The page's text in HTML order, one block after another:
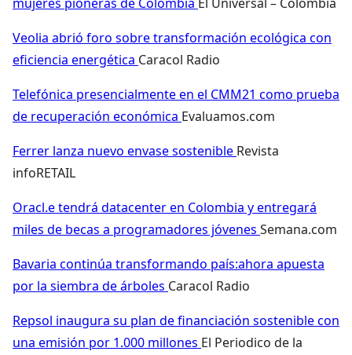
Veolia abrió foro sobre transformación ecológica con
eficiencia energética Caracol Radio
Telefónica presencialmente en el CMM21 como prueba
de recuperación económica Evaluamos.com
Ferrer lanza nuevo envase sostenible Revista
infoRETAIL
Oracl.e tendrá datacenter en Colombia y entregará
miles de becas a programadores jóvenes Semana.com
Bavaria continúa transformando país:ahora apuesta
por la siembra de árboles Caracol Radio
Repsol inaugura su plan de financiación sostenible con
una emisión por 1.000 millones El Periodico de la